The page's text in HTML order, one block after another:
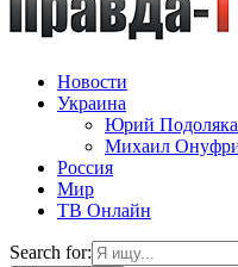
Новости
Украина
Юрий
Михаил
Россия
Мир
ТВ Онлайн
Search for: